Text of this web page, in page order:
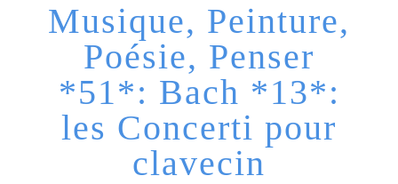
Musique, Peinture,
Poésie, Penser
*51*: Bach *13*:
les Concerti pour
clavecin